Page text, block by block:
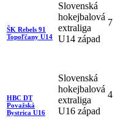
ŠK Rebels 91
Topoľčany U14
Slovenská
hokejbalová
extraliga
U14 západ
7
HBC DT
Považská
Bystrica U16
Slovenská
hokejbalová
extraliga
U16 západ
4